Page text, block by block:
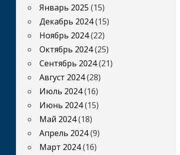
Январь 2025 (15)
Декабрь 2024(15)
Ноябрь 2024(22)
Октябрь 2024(25)
Сентябрь 2024(21)
Август 2024(28)
Июль 2024(16)
Июнь 2024(15)
Май 2024(18)
Апрель 2024(9)
Март 2024(16)